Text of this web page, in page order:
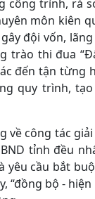
công trình, rà
môn kiên
đội vốn,
trào thi đua
đến tận từng
quy trình,
về công tác giải
tỉnh đều
cầu bắt
“đồng bộ - hiện